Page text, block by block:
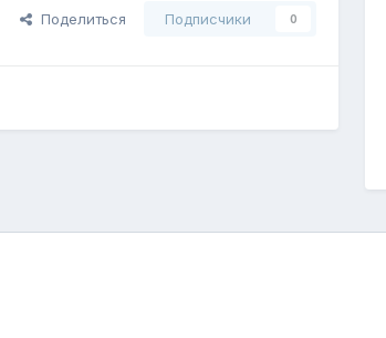
Поделиться Подписчики 0